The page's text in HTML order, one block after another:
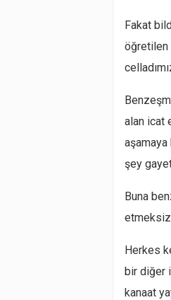
Fakat
öğretilen
alan icat
şey
Buna
Herkes
bir diğer
kanaat